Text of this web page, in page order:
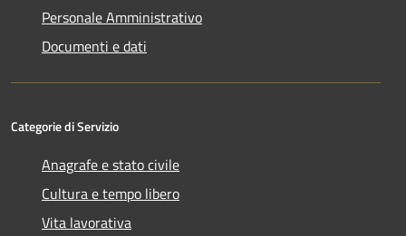
Personale Amministrativo
Documenti e dati
Categorie di Servizio
Anagrafe e stato civile
Cultura e tempo libero
Vita lavorativa